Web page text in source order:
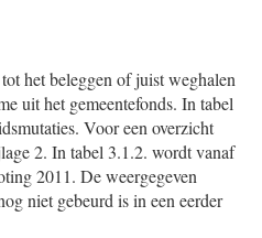
het beleggen of juist weghalen
uit het gemeentefonds. In tabel
Voor een overzicht
2. In tabel 3.1.2. wordt vanaf
2011. De weergegeven
niet gebeurd is in een eerder